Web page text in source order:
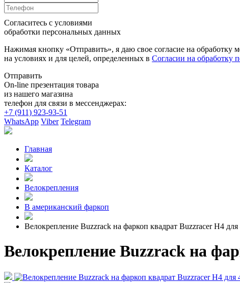
Согласитесь с условиями
обработки персональных данных
Нажимая кнопку «Отправить», я даю свое согласие на
на условиях и для целей, определенных в Согласии на обработку
Отправить
On-line презентация товара
из нашего магазина
телефон для связи в мессенджерах:
+7 (911) 923-93-51
WhatsApp Viber Telegram
Главная
Каталог
Велокрепления
В американский фаркоп
Велокрепление Buzzrack на фаркоп квадрат Buzzracer H4 для
Велокрепление Buzzrack на